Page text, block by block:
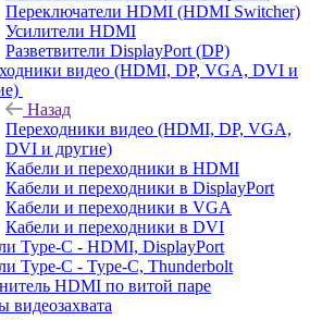
Переключатели HDMI (HDMI Switcher)
Усилители HDMI
Разветвители DisplayPort (DP)
видео (HDMI, DP, VGA, DVI и
Назад
Переходники видео (HDMI, DP, VGA,
DVI и другие)
Кабели и переходники в HDMI
Кабели и переходники в DisplayPort
Кабели и переходники в VGA
Кабели и переходники в DVI
Type-C - HDMI, DisplayPort
Type-C - Type-C, Thunderbolt
HDMI по витой паре
видеозахвата